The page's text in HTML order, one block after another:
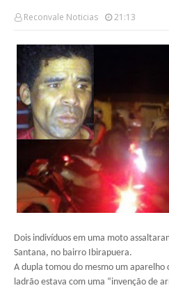
Reconvale Noticias 21:13
Dois indivíduos em uma moto
Santana, no bairro Ibirapuera.
A dupla tomou do mesmo um aparelho
ladrão estava com uma “invenção de